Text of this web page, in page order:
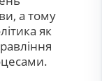
а тому
як